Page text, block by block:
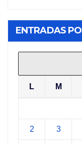
ENTRADAS
L M
2 3